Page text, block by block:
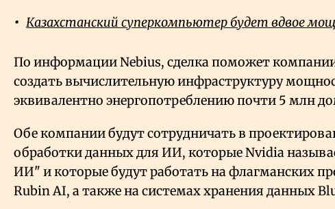
Казахстанский суперкомпьютер будет вдвое
По информации Nebius, сделка поможет
создать вычислительную инфраструктуру
эквивалентно энергопотреблению почти 5 млн
Обе компании будут сотрудничать в
обработки данных для ИИ, которые Nvidia
ИИ" и которые будут работать на флагманских
Rubin AI, а также на системах хранения данных